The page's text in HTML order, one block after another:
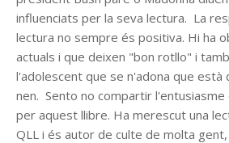
influenciats per la seva lectura. La
lectura no sempre és positiva. Hi ha
actuals i que deixen "bon rotllo" i
l'adolescent que se n'adona que està
nen. Sento no compartir
per aquest llibre. Ha merescut una
QLL i és autor de culte de molta